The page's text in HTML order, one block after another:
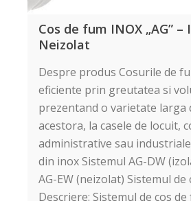
Cos de fum INOX „AG” –
Neizolat
Despre produs Cosurile de
eficiente prin greutatea si
prezentand o varietate larga
acestora, la casele de locuit,
administrative sau
din inox Sistemul AG-DW
AG-EW (neizolat) Sistemul de
Descriere: Sistemul de cos de